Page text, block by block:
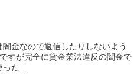
金なので返信したりしないよう
すが完全に貸金業法違反の闇金で
た...